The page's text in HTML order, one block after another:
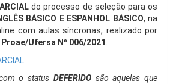
do processo de seleção para os
BÁSICO E ESPANHOL BÁSICO, na
com aulas síncronas, realizado por
Ufersa Nº 006/2021
o status DEFERIDOsão aquelas que